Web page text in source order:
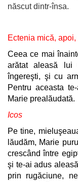
născut dintr-însa.
Ectenia mică, apoi,
Ceea ce mai
arătat aleasă lui
îngereşti, şi cu
Pentru aceasta
Marie prealăudată.
Icos
Pe tine,
lăudăm, Marie
crescând între
şi te-ai adus
prin rugăciune,